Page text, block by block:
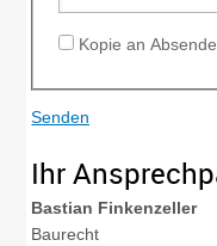
Kopie an
Ihr
Bastian Finkenzeller
Baurecht